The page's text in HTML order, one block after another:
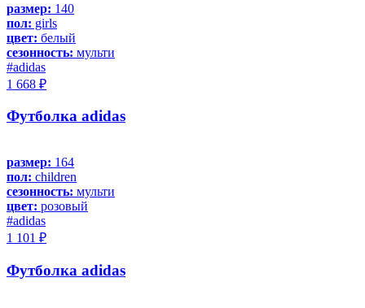
размер: 140
пол: girls
цвет: белый
сезонность: мульти
#adidas
1 668 ₽
Футболка adidas
размер: 164
пол: children
сезонность: мульти
цвет: розовый
#adidas
1 101 ₽
Футболка adidas